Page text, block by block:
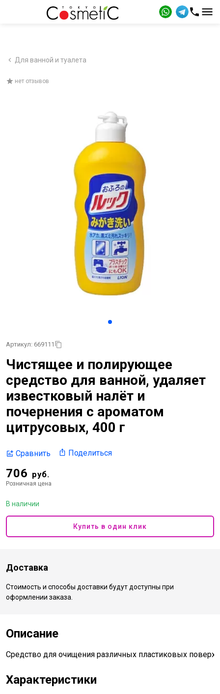
Для ванной и туалета
нет отзывов
Артикул: 669111
Чистящее и полирующее
средство для ванной, удаляет
известковый налёт и
почернения с ароматом
цитрусовых, 400 г
Сравнить Поделиться
706 руб.
Розничная цена
В наличии
Купить в один клик
Доставка
Стоимость и способы доставки будут доступны при
оформлении заказа.
Описание
Средство для очищения различных пластиковых
Характеристики